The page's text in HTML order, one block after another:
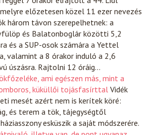
előzetesen közel 11 ezer nevezés
három távon szerepelhetnek: a
és Balatonboglár közötti 5,2
és a SUP-osok számára a Yettel
valamint a 8 órakor induló a 2,6
úszásra. Rajtolni 12 óráig…
ami egészen más, mint a
küküllői tojásfasírttal Vidék
mesét azért nem is kerítek köré:
és terem a tök, tájegységtől
esküszik a saját módszerére.